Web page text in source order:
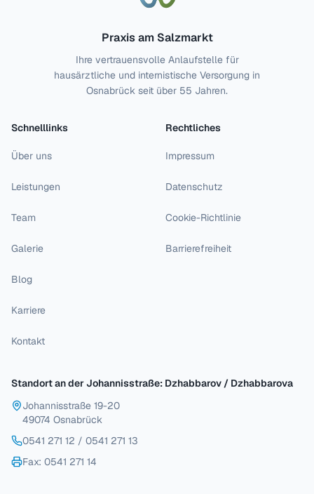
Praxis am Salzmarkt
Ihre vertrauensvolle Anlaufstelle für
hausärztliche und internistische Versorgung in
Osnabrück seit über 55 Jahren.
Schnelllinks
Über uns
Leistungen
Team
Galerie
Blog
Karriere
Kontakt
Rechtliches
Impressum
Datenschutz
Cookie-Richtlinie
Barrierefreiheit
Standort an der Johannisstraße: Dzhabbarov / Dzhabbarova
Johannisstraße 19-20
49074 Osnabrück
0541 271 12 / 0541 271 13
Fax: 0541 271 14